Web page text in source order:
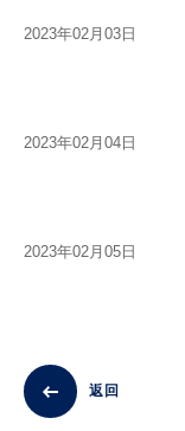
2023年02月03日
2023年02月04日
2023年02月05日
返回